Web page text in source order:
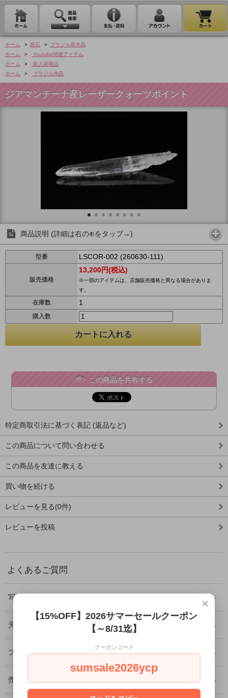
ホーム > 原石 > ブラジル産水晶
ホーム
>
Youtube関連アイテム
ホーム
>
新入荷商品
ホーム
> ブラジル水晶
ジアマンチーナ産レーザークォーツポイント
商品説明 (詳細は右の⊕をタップ→)
型番 LSCOR-002 (260630-111)
販売価格
13,200円(税込)
※一部のアイテムは、店舗販売価格と異なる場合がありま
す。
在庫数 1
購入数
この商品を共有する
特定商取引法に基づく表記 (返品など)
この商品について問い合わせる
この商品を友達に教える
買い物を続ける
レビューを見る(0件)
レビューを投稿
よくあるご質問
写真の商品が届きますか？
天然石に傷やクラックはありますか？
プレゼントとして利用できますか？
売り切れ商品の再入荷はありますか？
×
【15%OFF】2026サマーセールクーポン
【～8/31迄】
クーポンコード
sumsale2026ycp